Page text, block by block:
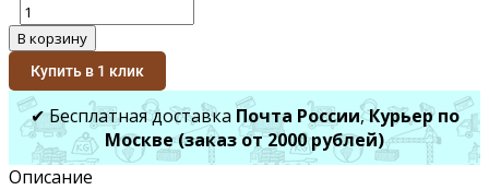
В корзину
Купить в 1 клик
✔ Бесплатная доставка Почта России,Курьер по
Москве (заказ от 2000 рублей)
Описание